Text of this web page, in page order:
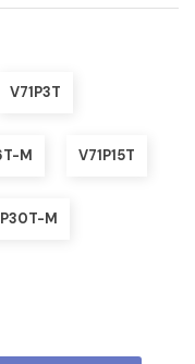
V71P3T
M V71P15T
M